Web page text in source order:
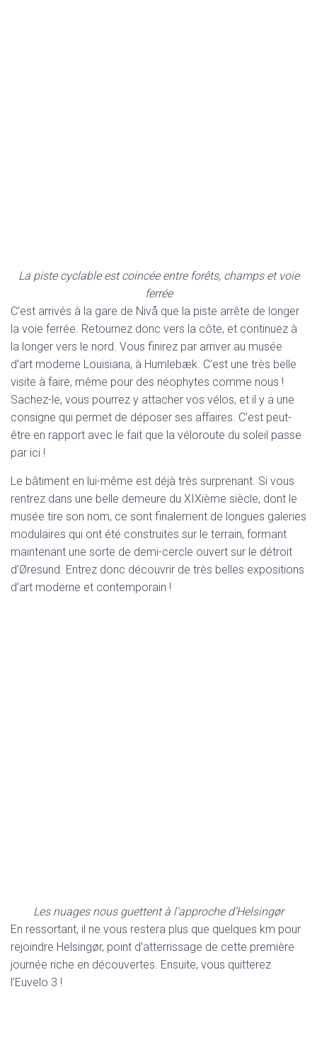
La piste cyclable est coincée entre forêts, champs et voie
ferrée
C’est arrivés à la gare de Nivå que la piste arrête de longer
la voie ferrée. Retournez donc vers la côte, et continuez à
la longer vers le nord. Vous finirez par arriver au musée
d’art moderne Louisiana, à Humlebæk. C’est une très belle
visite à faire, même pour des néophytes comme nous !
Sachez-le, vous pourrez y attacher vos vélos, et il y a une
consigne qui permet de déposer ses affaires. C’est peut-
être en rapport avec le fait que la véloroute du soleil passe
par ici !
Le bâtiment en lui-même est déjà très surprenant. Si vous
rentrez dans une belle demeure du XIXième siècle, dont le
musée tire son nom, ce sont finalement de longues galeries
modulaires qui ont été construites sur le terrain, formant
maintenant une sorte de demi-cercle ouvert sur le détroit
d’Øresund. Entrez donc découvrir de très belles expositions
d’art moderne et contemporain !
Les nuages nous guettent à l’approche d’Helsingør
En ressortant, il ne vous restera plus que quelques km pour
rejoindre Helsingør, point d’atterrissage de cette première
journée riche en découvertes. Ensuite, vous quitterez
l’Euvelo 3 !